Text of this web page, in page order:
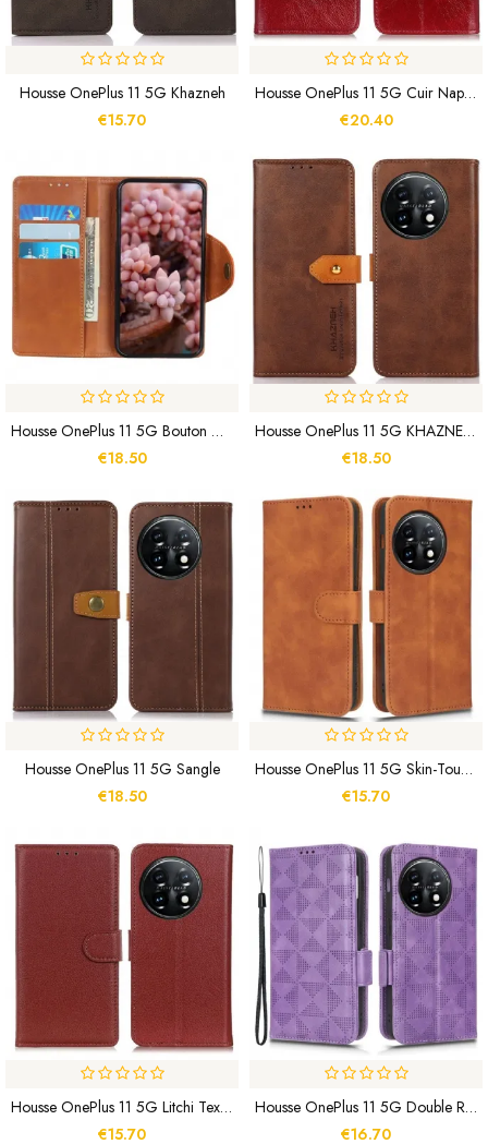
Housse OnePlus 11 5G Khazneh
€15.70
Housse OnePlus 11 5G Cuir Nappa Fendu
€20.40
Housse OnePlus 11 5G Bouton Magnétique
€18.50
Housse OnePlus 11 5G KHAZNEH Avec Sangle
€18.50
Housse OnePlus 11 5G Sangle
€18.50
Housse OnePlus 11 5G Skin-Touch Feeling
€15.70
Housse OnePlus 11 5G Litchi Texture
€15.70
Housse OnePlus 11 5G Double Rabat Et Motif Triangle
€16.70